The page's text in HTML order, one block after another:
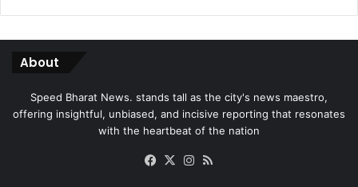
About
Speed Bharat News. stands tall as the city's news maestro,
offering insightful, unbiased, and incisive reporting that resonates
with the heartbeat of the nation
Facebook
X Instagram